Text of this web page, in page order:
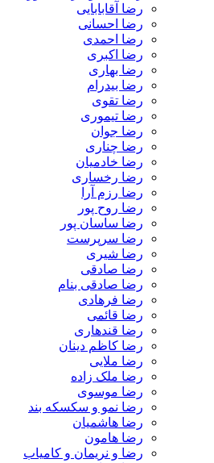
رضا آقابابایی
رضا احسانی
رضا احمدی
رضا اکبری
رضا بهاری
رضا بیدرام
رضا تقوی
رضا تیموری
رضا جوان
رضا چناری
رضا خادمیان
رضا رخساری
رضا رزم آرا
رضا روح پور
رضا ساسان پور
رضا سرپرست
رضا شیری
رضا صادقی
رضا صادقی بنام
رضا فرهادی
رضا قائمی
رضا قندهاری
رضا کاظم دینان
رضا ملایی
رضا ملک زاده
رضا موسوی
رضا نمو و سکسکه بند
رضا هاشمیان
رضا هامون
رضا و نریمان و کامیاب